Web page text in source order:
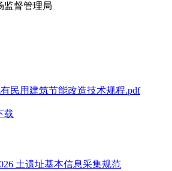
监督管理局
有民用建筑节能改造技术规程.pdf
载
土遗址基本信息采集规范